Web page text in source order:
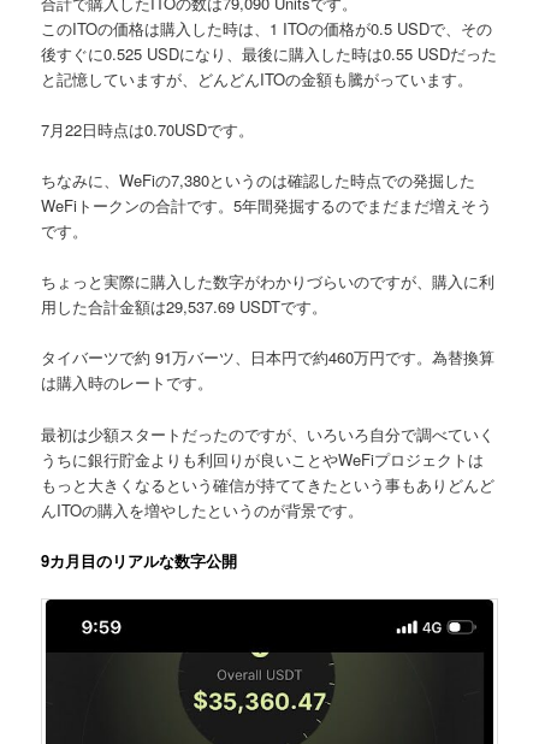
このITOの価格は購入した時は、1 ITOの価格が0.5 USDで、その
後すぐに0.525 USDになり、最後に購入した時は0.55 USDだった
と記憶していますが、どんどんITOの金額も騰がっています。
7月22日時点は0.70USDです。
ちなみに、WeFiの7,380というのは確認した時点での発掘した
WeFiトークンの合計です。5年間発掘するのでまだまだ増えそう
です。
ちょっと実際に購入した数字がわかりづらいのですが、購入に利
用した合計金額は29,537.69 USDTです。
タイバーツで約 91万バーツ、日本円で約460万円です。為替換算
は購入時のレートです。
最初は少額スタートだったのですが、いろいろ自分で調べていく
うちに銀行貯金よりも利回りが良いことやWeFiプロジェクトは
もっと大きくなるという確信が持ててきたという事もありどんど
んITOの購入を増やしたというのが背景です。
9カ月目のリアルな数字公開